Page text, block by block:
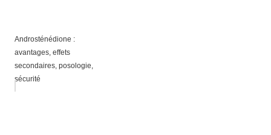
Androsténédione :
avantages, effets
secondaires, posologie,
sécurité